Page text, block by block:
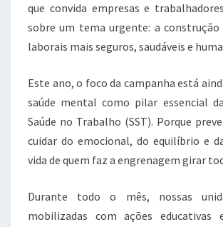
que convida empresas e
sobre um tema urgente: a construção
laborais mais seguros, saudáveis e
Este ano, o foco da campanha está
saúde mental como pilar essencial
Saúde no Trabalho (SST). Porque
cuidar do emocional, do equilíbrio e
vida de quem faz a engrenagem girar
Durante todo o mês, nossas
mobilizadas com ações educativas